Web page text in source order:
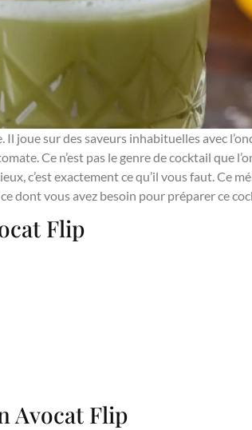
Il joue sur des saveurs inhabituelles avec
Ce n’est pas le genre de cocktail que
c’est exactement ce qu’il vous faut. Ce
dont vous avez besoin pour préparer ce
Flip
Avocat Flip